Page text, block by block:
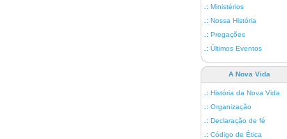
.: Ministérios
.: Nossa História
.: Pregações
.: Últimos Eventos
A Nova Vida
.: História da Nova Vida
.: Organização
.: Declaração de fé
.: Código de Ética